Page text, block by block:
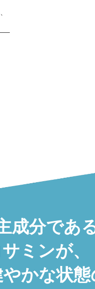
成分であ
ミンが、
かな状態